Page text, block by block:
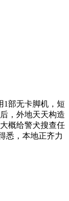
部无卡脚机，短
，外地天天构造
概给警犬搜查任
悉，本地正齐力